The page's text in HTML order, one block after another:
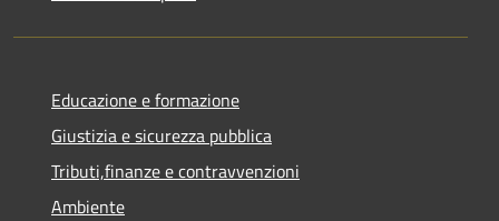
Educazione e formazione
Giustizia e sicurezza pubblica
Tributi,finanze e contravvenzioni
Ambiente